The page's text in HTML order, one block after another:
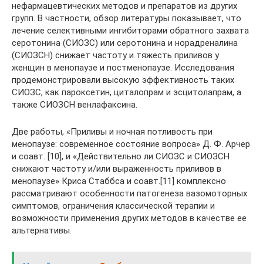
нефармацевтических методов и препаратов из других
групп. В частности, обзор литературы показывает, что
лечение селективными ингибиторами обратного захвата
серотонина (СИОЗС) или серотонина и норадреналина
(СИОЗСН) снижает частоту и тяжесть приливов у
женщин в менопаузе и постменопаузе. Исследования
продемонстрировали высокую эффективность таких
СИОЗС, как пароксетин, циталопрам и эсцитолапрам, а
также СИОЗСН венлафаксина.
Две работы, «Приливы и ночная потливость при
менопаузе: современное состояние вопроса» Д. Ф. Арчер
и соавт. [10], и «Действительно ли СИОЗС и СИОЗСН
снижают частоту и/или выраженность приливов в
менопаузе» Криса Стаббса и соавт.[11] комплексно
рассматривают особенности патогенеза вазомоторных
симптомов, ограничения классической терапии и
возможности применения других методов в качестве ее
альтернативы.